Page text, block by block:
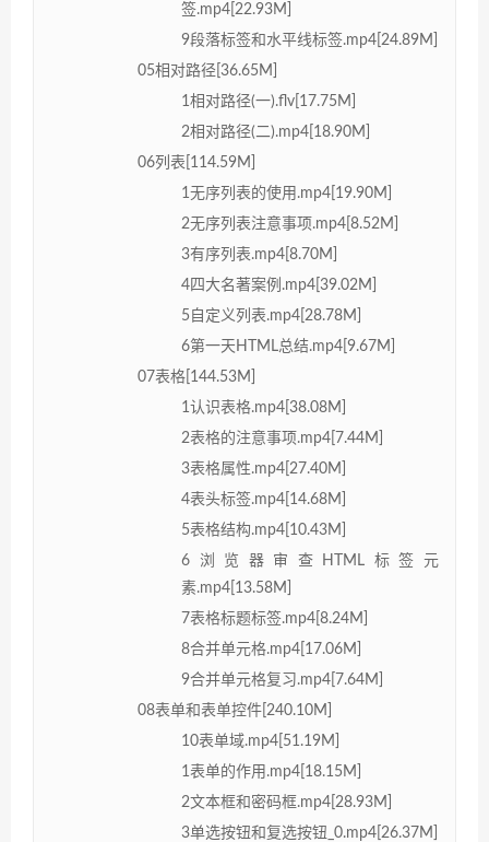
签.mp4[22.93M]
9段落标签和水平线标签.mp4[24.89M]
05相对路径[36.65M]
1相对路径(一).flv[17.75M]
2相对路径(二).mp4[18.90M]
06列表[114.59M]
1无序列表的使用.mp4[19.90M]
2无序列表注意事项.mp4[8.52M]
3有序列表.mp4[8.70M]
4四大名著案例.mp4[39.02M]
5自定义列表.mp4[28.78M]
6第一天HTML总结.mp4[9.67M]
07表格[144.53M]
1认识表格.mp4[38.08M]
2表格的注意事项.mp4[7.44M]
3表格属性.mp4[27.40M]
4表头标签.mp4[14.68M]
5表格结构.mp4[10.43M]
6浏览器审查HTML标签元
素.mp4[13.58M]
7表格标题标签.mp4[8.24M]
8合并单元格.mp4[17.06M]
9合并单元格复习.mp4[7.64M]
08表单和表单控件[240.10M]
10表单域.mp4[51.19M]
1表单的作用.mp4[18.15M]
2文本框和密码框.mp4[28.93M]
3单选按钮和复选按钮_0.mp4[26.37M]